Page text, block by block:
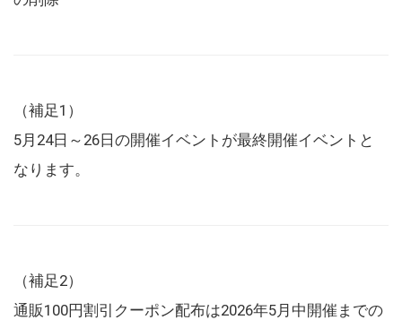
（補足1）
5月24日～26日の開催イベントが最終開催イベントと
なります。
（補足2）
通販100円割引クーポン配布は2026年5月中開催までの